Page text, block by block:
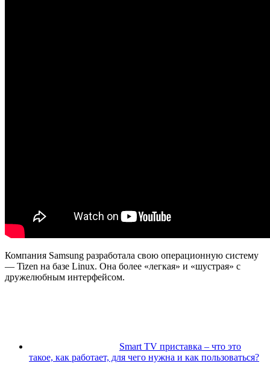
Компания Samsung разработала свою операционную систему
— Tizen на базе Linux. Она более «легкая» и «шустрая» с
дружелюбным интерфейсом.
Smart TV приставка – что это
такое, как работает, для чего нужна и как пользоваться?